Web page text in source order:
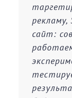
сайт: